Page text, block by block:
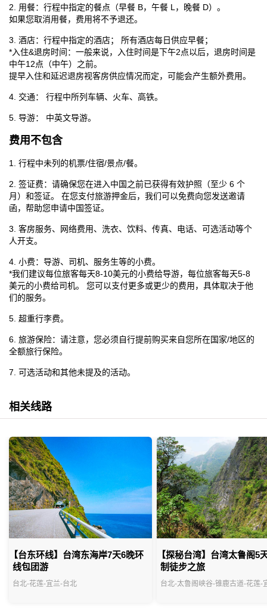
2. 用餐：行程中指定的餐点（早餐 B，午餐 L，晚餐 D）。
如果您取消用餐，费用将不予退还。
3. 酒店：行程中指定的酒店； 所有酒店每日供应早餐；
*入住&退房时间：一般来说，入住时间是下午2点以后，退房时间是
中午12点（中午）之前。
提早入住和延迟退房视客房供应情况而定，可能会产生额外费用。
4. 交通： 行程中所列车辆、火车、高铁。
5. 导游： 中英文导游。
费用不包含
1. 行程中未列的机票/住宿/景点/餐。
2. 签证费：请确保您在进入中国之前已获得有效护照（至少 6 个
月）和签证。 在您支付旅游押金后，我们可以免费向您发送邀请
函，帮助您申请中国签证。
3. 客房服务、网络费用、洗衣、饮料、传真、电话、可选活动等个
人开支。
4. 小费：导游、司机、服务生等的小费。
*我们建议每位旅客每天8-10美元的小费给导游，每位旅客每天5-8
美元的小费给司机。 您可以支付更多或更少的费用，具体取决于他
们的服务。
5. 超重行李费。
6. 旅游保险：请注意，您必须自行提前购买来自您所在国家/地区的
全额旅行保险。
7. 可选活动和其他未提及的活动。
相关线路
【台东环线】台湾东海岸7天6晚环
线包团游
台北-花莲-宜兰-台北
【探秘台湾】台湾太鲁阁5
制徒步之旅
台北-太鲁阁峡谷-锥鹿古道-花莲-